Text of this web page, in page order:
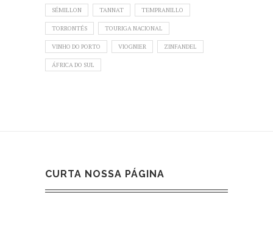
SÉMILLON TANNAT TEMPRANILLO
TORRONTÉS TOURIGA NACIONAL
VINHO DO PORTO VIOGNIER ZINFANDEL
ÁFRICA DO SUL
CURTA NOSSA PÁGINA